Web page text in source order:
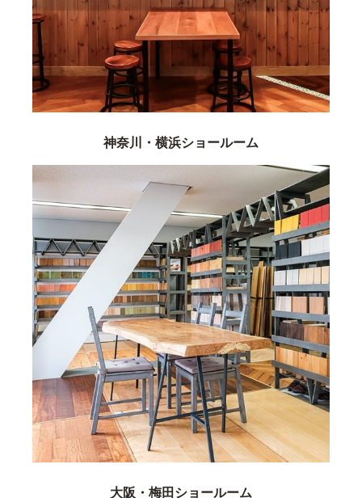
神奈川・横浜ショールーム
大阪・梅田ショールーム